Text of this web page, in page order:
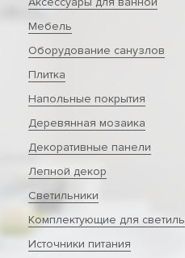
Мебель
Оборудование санузлов
Плитка
Напольные покрытия
Деревянная мозаика
Декоративные панели
Лепной декор
Светильники
Комплектующие для
Источники питания